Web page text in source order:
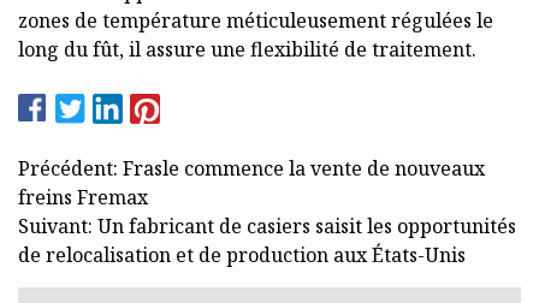
zones de température méticuleusement régulées le
long du fût, il assure une flexibilité de traitement.
Précédent: Frasle commence la vente de nouveaux
freins Fremax
Suivant: Un fabricant de casiers saisit les opportunités
de relocalisation et de production aux États-Unis